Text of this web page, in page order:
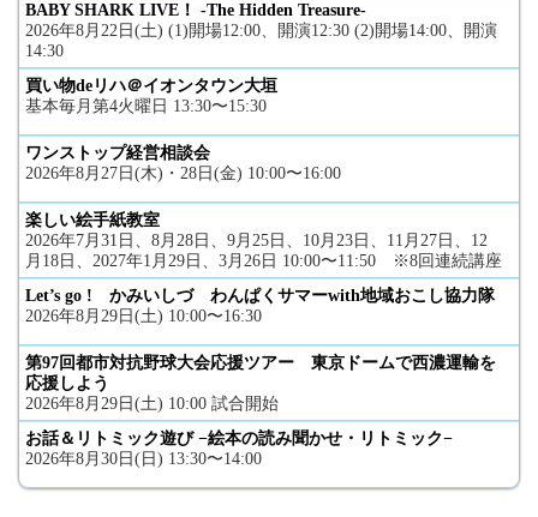
BABY SHARK LIVE！ -The Hidden Treasure-
2026年8月22日(土) (1)開場12:00、開演12:30 (2)開場14:00、開演
14:30
買い物deリハ＠イオンタウン大垣
基本毎月第4火曜日 13:30〜15:30
ワンストップ経営相談会
2026年8月27日(木)・28日(金) 10:00〜16:00
楽しい絵手紙教室
2026年7月31日、8月28日、9月25日、10月23日、11月27日、12
月18日、2027年1月29日、3月26日 10:00〜11:50 ※8回連続講座
Let’s go ! かみいしづ わんぱくサマーwith地域おこし協力隊
2026年8月29日(土) 10:00〜16:30
第97回都市対抗野球大会応援ツアー 東京ドームで西濃運輸を
応援しよう
2026年8月29日(土) 10:00 試合開始
お話＆リトミック遊び −絵本の読み聞かせ・リトミック−
2026年8月30日(日) 13:30〜14:00